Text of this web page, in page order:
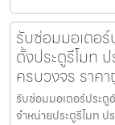
รับซ่อมมอเตอ
ตั้งประตูรีโมท
ครบวงจร ราค
รับซ่อมมอเตอร์ประตู
จำหน่ายประตูรีโมท ป